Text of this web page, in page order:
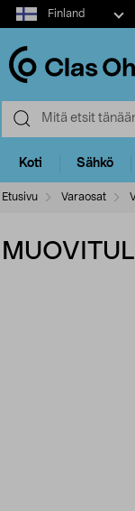
Select
market
Finland
Koti Sähkö
Etusivu Varaosat